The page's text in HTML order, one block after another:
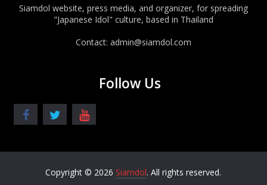
Siamdol website, press media, and organizer, for spreading
"Japanese Idol" culture, based in Thailand
Contact: admin@siamdol.com
Follow Us
Copyright © 2026 Siamdol. All rights reserved.